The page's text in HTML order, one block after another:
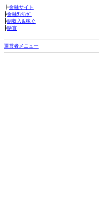
┣金融サイト
┣金融ﾗﾝｷﾝｸﾞ
┣副収入&稼ぐ
┣懸賞
運営者メニュー